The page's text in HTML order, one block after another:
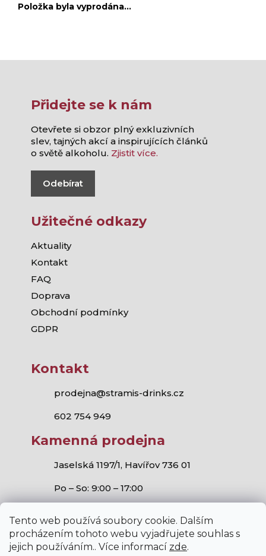
Tento web používá soubory cookie. Dalším
procházením tohoto webu vyjadřujete souhlas s
jejich používáním.. Více informací zde.
Položka byla vyprodána…
Přidejte se k nám
Otevřete si obzor plný exkluzivních
slev, tajných akcí a inspirujících článků
o světě alkoholu. Zjistit více.
Odebírat
Užitečné odkazy
Aktuality
Kontakt
FAQ
Doprava
Obchodní podmínky
GDPR
Kontakt
prodejna@stramis-drinks.cz
602 754 949
Kamenná prodejna
Jaselská 1197/1, Havířov 736 01
Po – So: 9:00 – 17:00